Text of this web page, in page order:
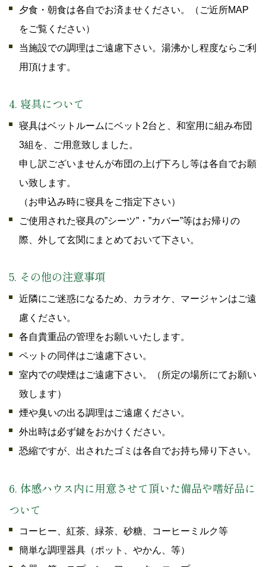
夕食・朝食は各自でお済ませください。（ご近所MAP
をご覧ください）
当施設での調理はご遠慮下さい。湯沸かし程度ならご利
用頂けます。
4. 寝具について
寝具はベットルームにベット2台と、和室用に組み布団
3組を、ご用意致しました。
申し訳ございませんが布団の上げ下ろし等は各自でお願
い致します。
（お申込み時に寝具をご指定下さい）
ご使用された寝具の”シーツ”・”カバー”等はお帰りの
際、外して玄関にまとめておいて下さい。
5. その他の注意事項
近隣にご迷惑になるため、カラオケ、マージャンはご遠
慮ください。
各自貴重品の管理をお願いいたします。
ペットの同伴はご遠慮下さい。
室内での喫煙はご遠慮下さい。（所定の場所にてお願い
致します）
煙や臭いの出る調理はご遠慮ください。
外出時は必ず鍵をおかけください。
恐縮ですが、出されたゴミは各自でお持ち帰り下さい。
6. 体感ハウス内に用意させて頂いた備品や嗜好品に
ついて
コーヒー、紅茶、緑茶、砂糖、コーヒーミルク等
簡単な調理器具（ポット、やかん、等）